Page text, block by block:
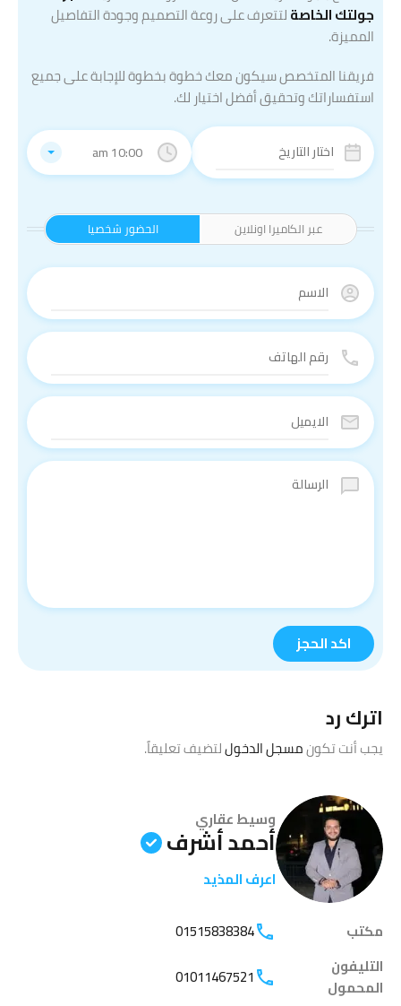
10:00 am
الحضور شخصيا عبر الكاميرا اونلاين
جولتك الخاصةلتتعرف على روعة التصميم وجودة التفاصيل
المميزة.
فريقنا المتخصص سيكون معك خطوة بخطوة للإجابة على جميع
استفساراتك وتحقيق أفضل اختيار لك.
اترك رد
يجب أنت تكونمسجل الدخوللتضيف تعليقاً.
وسيط عقاري
أحمد أشرف
اعرف المذيد
مكتب
01515838384
التليفون
المحمول
01011467521